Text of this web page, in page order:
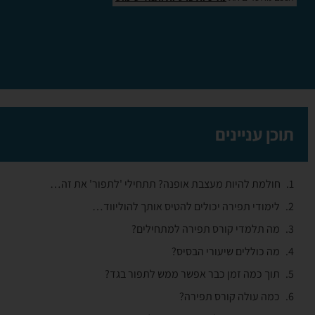
תוכן עניינים
חולמת להיות מעצבת אופנה? תתחילי 'לתפור' את זה…
לימודי תפירה יכולים להטיס אותך להוליווד…
מה תלמדי קורס תפירה למתחילים?
מה כוללים שיעורי הבסיס?
תוך כמה זמן כבר אפשר ממש לתפור בגד?
כמה עולה קורס תפירה?